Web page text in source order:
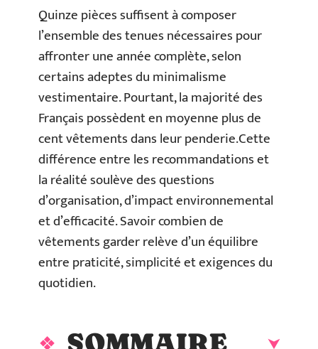
Quinze pièces suffisent à composer
l’ensemble des tenues nécessaires pour
affronter une année complète, selon
certains adeptes du minimalisme
vestimentaire. Pourtant, la majorité des
Français possèdent en moyenne plus de
cent vêtements dans leur penderie.Cette
différence entre les recommandations et
la réalité soulève des questions
d’organisation, d’impact environnemental
et d’efficacité. Savoir combien de
vêtements garder relève d’un équilibre
entre praticité, simplicité et exigences du
quotidien.
SOMMAIRE